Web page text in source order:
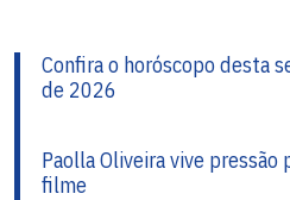
Confira o horóscopo desta
de 2026
Paolla Oliveira vive
filme